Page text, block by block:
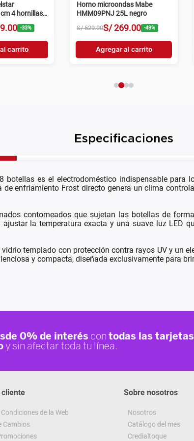
4 hornillas
.00 -33%
carrito
Horno microondas Mabe
HMM09PNJ 25L negro
S/ 529.00S/ 269.00 -49%
Agregar al carrito
Especificaciones
botellas es el electrodoméstico indispensable
enfriamiento Frost directo genera un clima
contorneados que sujetan las botellas de
la temperatura exacta y una suave luz LED
templado con protección contra rayos UV y un
y compacta, diseñada exclusivamente para
de la Web
Cambios
Sobre nosotros
Nosotros
Catálogo del mes
Credialtoque